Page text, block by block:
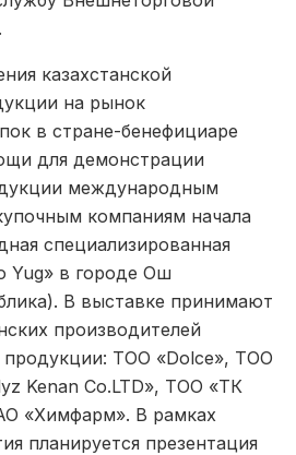
казахстанской
на рынок
в стране-бенефициаре
для демонстрации
международным
компаниям начала
специализированная
Yug» в городе Ош
В выставке принимают
производителей
продукции: ТОО «Dolce», ТОО
Kenan Co.LTD», ТОО «ТК
«Химфарм». В рамках
планируется презентация